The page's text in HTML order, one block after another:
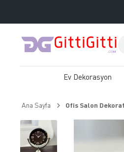
Ev Dekorasyon
Ana Sayfa Ofis Salon